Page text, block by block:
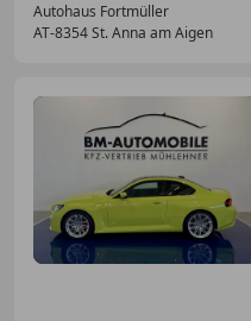
Autohaus Fortmüller
AT-8354 St. Anna am Aigen